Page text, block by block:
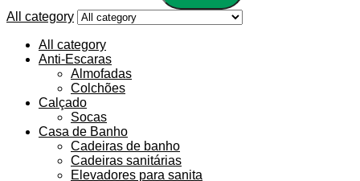
All category
All category
Anti-Escaras
Almofadas
Colchões
Calçado
Socas
Casa de Banho
Cadeiras de banho
Cadeiras sanitárias
Elevadores para sanita